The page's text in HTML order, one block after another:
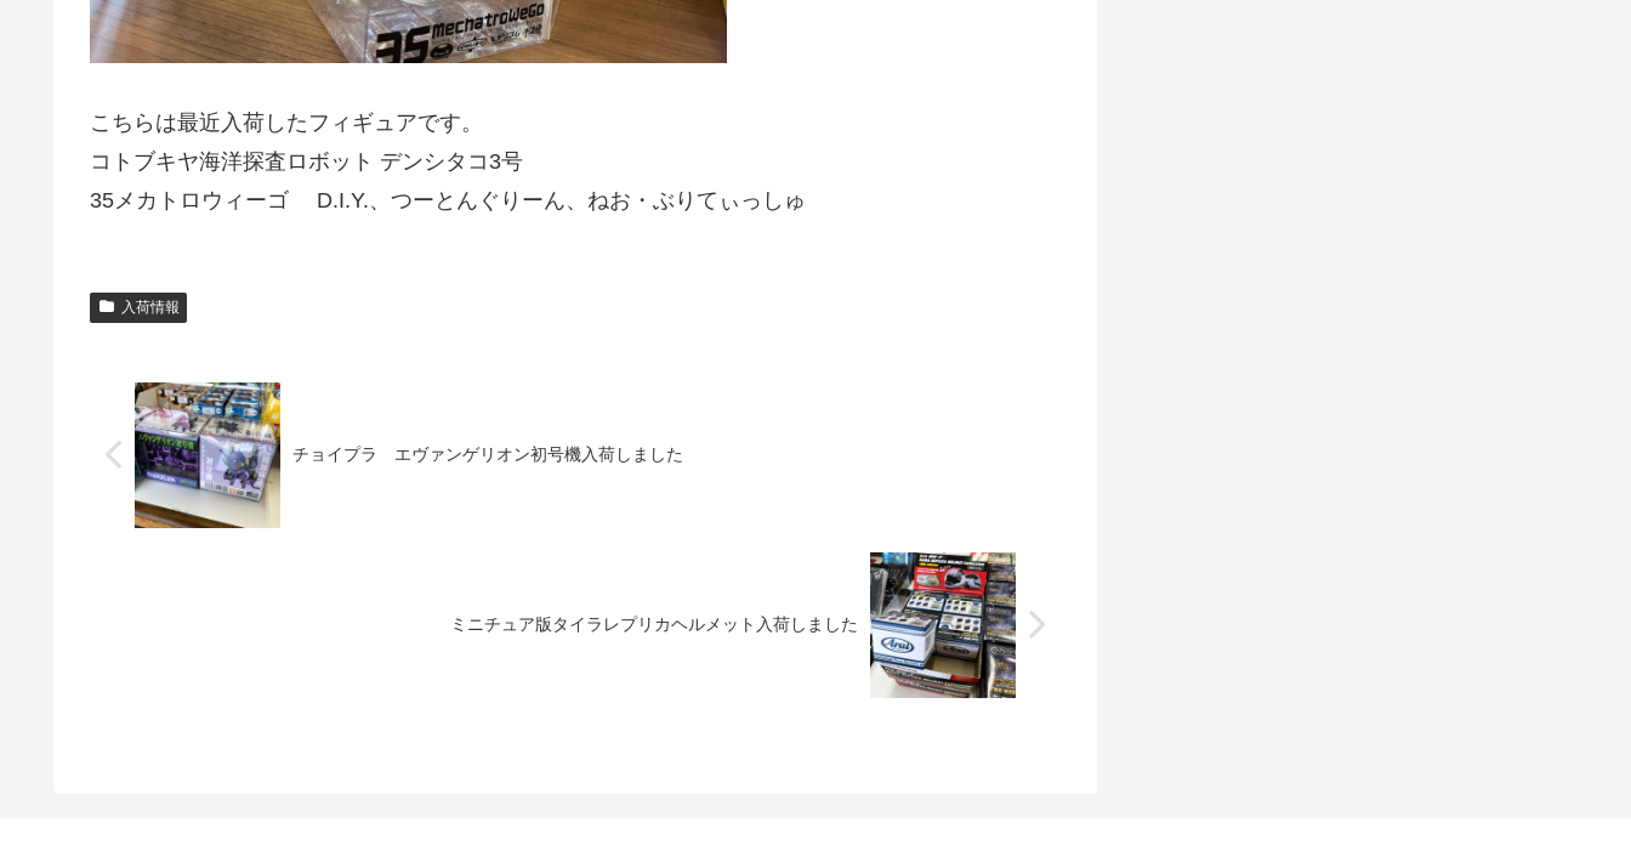
こちらは最近入荷したフィギュアです。
コトブキヤ海洋探査ロボット デンシタコ3号
35メカトロウィーゴ D.I.Y.、つーとんぐりーん、ねお・ぶりてぃっしゅ
入荷情報
チョイプラ エヴァンゲリオン初号機入荷しました
ミニチュア版タイラレプリカヘルメット入荷しました